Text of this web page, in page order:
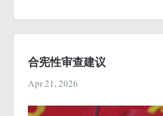
合宪性审查建议
Apr 21, 2026